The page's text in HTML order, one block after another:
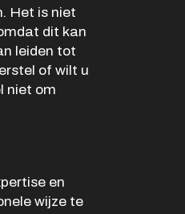
- 17:00
Het is niet
dit kan
leiden tot
of wilt u
niet om
en
wijze te